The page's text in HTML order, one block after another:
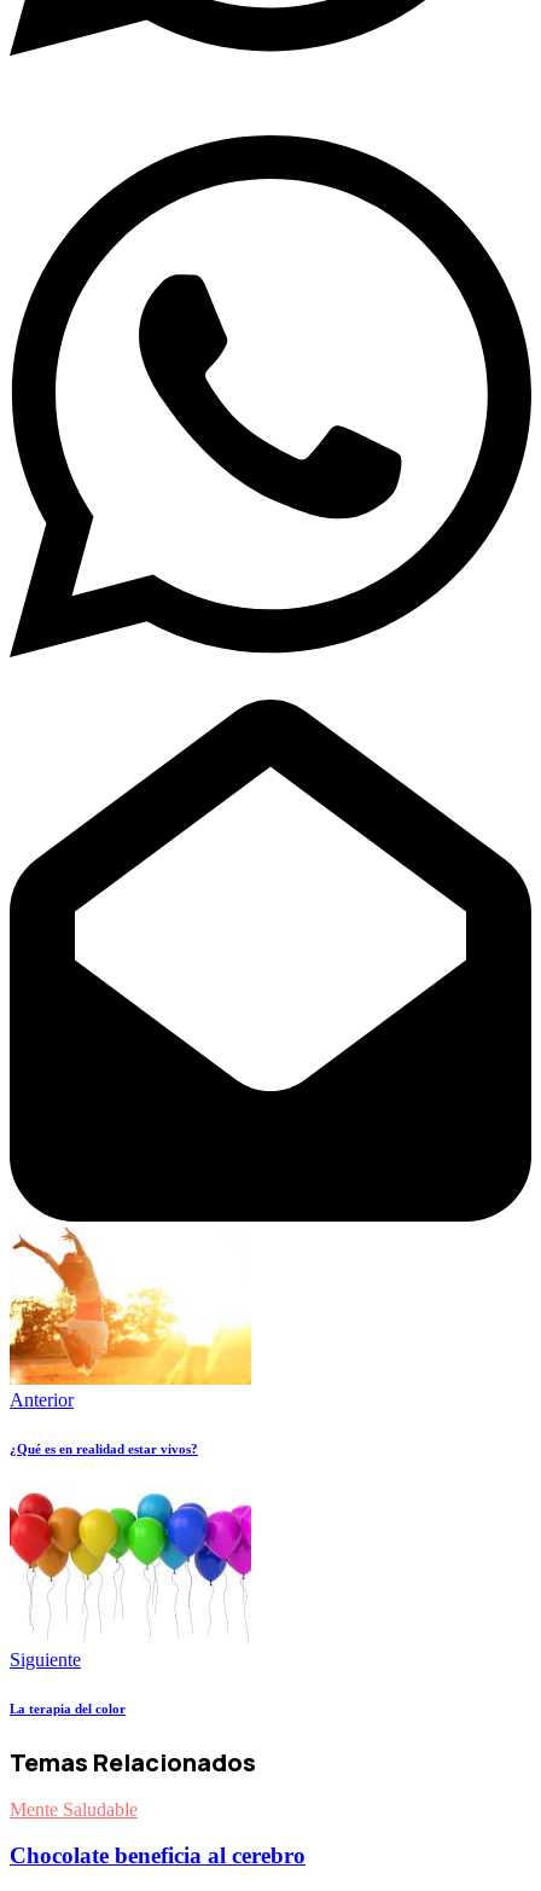
Anterior
¿Qué es en realidad estar vivos?
Siguiente
La terapia del color
Temas Relacionados
Mente Saludable
Chocolate beneficia al cerebro